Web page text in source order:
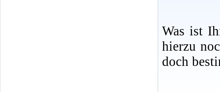
Was ist
hierzu
doch